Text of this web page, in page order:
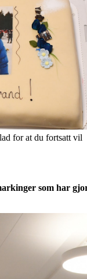
for at du fortsatt vil
som har